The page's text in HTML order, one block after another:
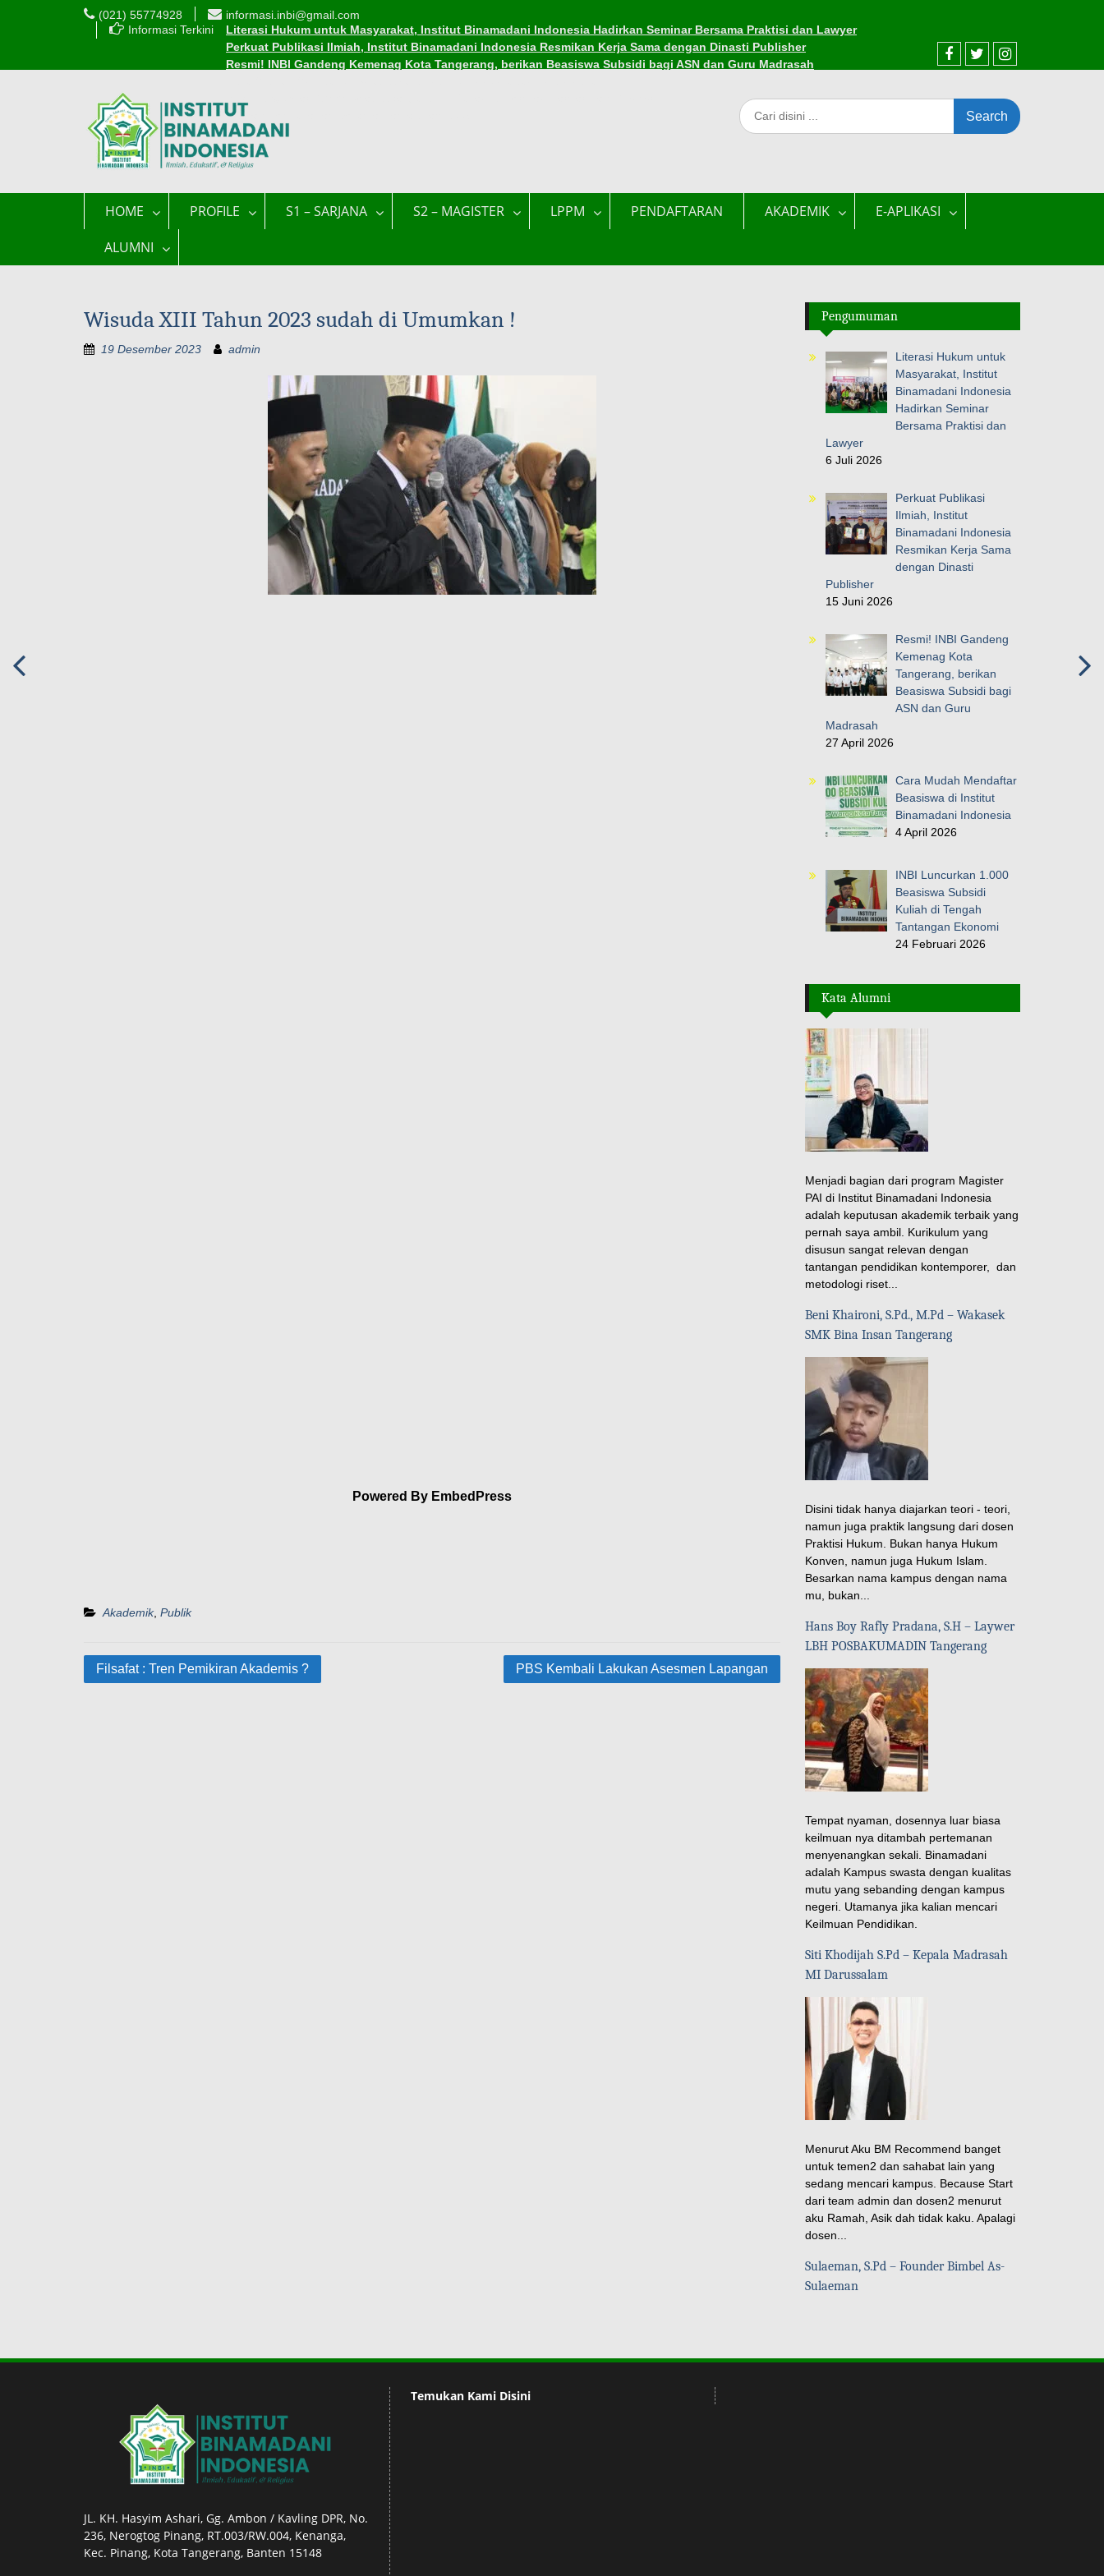
(021) 55774928
informasi.inbi@gmail.com
Informasi Terkini
Literasi Hukum untuk Masyarakat, Institut Binamadani Indonesia Hadirkan Seminar Bersama Praktisi dan Lawyer
Perkuat Publikasi Ilmiah, Institut Binamadani Indonesia Resmikan Kerja Sama dengan Dinasti Publisher
Resmi! INBI Gandeng Kemenag Kota Tangerang, berikan Beasiswa Subsidi bagi ASN dan Guru Madrasah
Edaran Perkuliahan Selama Ramadhan 1447 H
HOME PROFILE S1 – SARJANA S2 – MAGISTER LPPM PENDAFTARAN AKADEMIK
E-APLIKASI
ALUMNI
Wisuda XIII Tahun 2023 sudah di Umumkan !
19 Desember 2023 admin
Powered By EmbedPress
Akademik, Publik
Filsafat : Tren Pemikiran Akademis ? PBS Kembali Lakukan Asesmen Lapangan
Pengumuman
Literasi Hukum untuk
Masyarakat, Institut
Binamadani Indonesia
Hadirkan Seminar
Bersama Praktisi dan
Lawyer
6 Juli 2026
Perkuat Publikasi
Ilmiah, Institut
Binamadani Indonesia
Resmikan Kerja Sama
dengan Dinasti
Publisher
15 Juni 2026
Resmi! INBI Gandeng
Kemenag Kota
Tangerang, berikan
Beasiswa Subsidi bagi
ASN dan Guru
Madrasah
27 April 2026
Cara Mudah Mendaftar
Beasiswa di Institut
Binamadani Indonesia
4 April 2026
INBI Luncurkan 1.000
Beasiswa Subsidi
Kuliah di Tengah
Tantangan Ekonomi
24 Februari 2026
Kata Alumni
Menjadi bagian dari program Magister
PAI di Institut Binamadani Indonesia
adalah keputusan akademik terbaik yang
pernah saya ambil. Kurikulum yang
disusun sangat relevan dengan
tantangan pendidikan kontemporer, dan
metodologi riset...
Beni Khaironi, S.Pd., M.Pd – Wakasek
SMK Bina Insan Tangerang
Disini tidak hanya diajarkan teori - teori,
namun juga praktik langsung dari dosen
Praktisi Hukum. Bukan hanya Hukum
Konven, namun juga Hukum Islam.
Besarkan nama kampus dengan nama
mu, bukan...
Hans Boy Rafly Pradana, S.H – Laywer
LBH POSBAKUMADIN Tangerang
Tempat nyaman, dosennya luar biasa
keilmuan nya ditambah pertemanan
menyenangkan sekali. Binamadani
adalah Kampus swasta dengan kualitas
mutu yang sebanding dengan kampus
negeri. Utamanya jika kalian mencari
Keilmuan Pendidikan.
Siti Khodijah S.Pd – Kepala Madrasah
MI Darussalam
Menurut Aku BM Recommend banget
untuk temen2 dan sahabat lain yang
sedang mencari kampus. Because Start
dari team admin dan dosen2 menurut
aku Ramah, Asik dah tidak kaku. Apalagi
dosen...
Sulaeman, S.Pd – Founder Bimbel As-
Sulaeman
JL. KH. Hasyim Ashari, Gg. Ambon / Kavling DPR, No.
236, Nerogtog Pinang, RT.003/RW.004, Kenanga,
Kec. Pinang, Kota Tangerang, Banten 15148
Temukan Kami Disini